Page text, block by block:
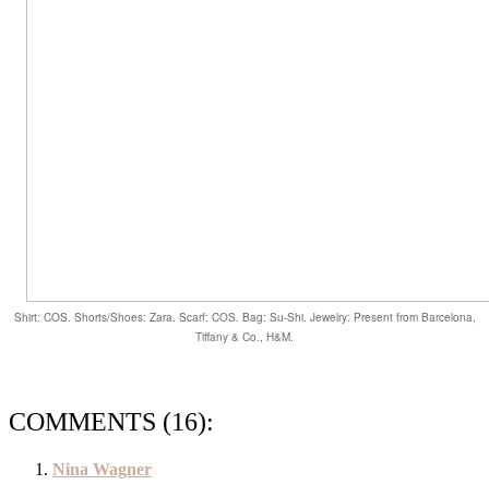
Shirt: COS. Shorts/Shoes: Zara. Scarf: COS. Bag: Su-Shi. Jewelry: Present from Barcelona,
Tiffany & Co., H&M.
COMMENTS (16):
Nina Wagner